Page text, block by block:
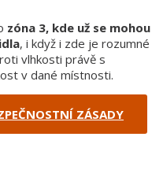
zóna 3, kde už se mohou
, i když i zde je rozumné
vlhkosti právě s
v dané místnosti.
ZÁSADY